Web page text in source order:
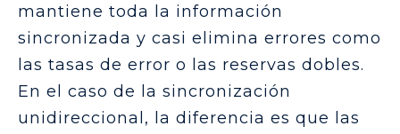
mantiene toda la información
sincronizada y casi elimina errores como
las tasas de error o las reservas dobles.
En el caso de la sincronización
unidireccional, la diferencia es que las